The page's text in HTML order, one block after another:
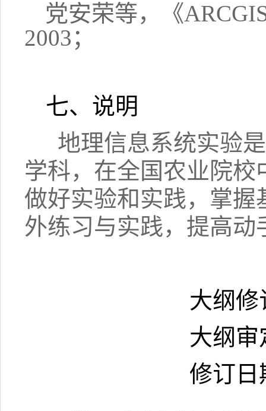
党安荣等，《
2003 ；
七、说明
地理信息系统实验
学科，在全国农业院
做好实验和实践，掌
外练习与实践，提高动
大纲修
大纲审
修订日